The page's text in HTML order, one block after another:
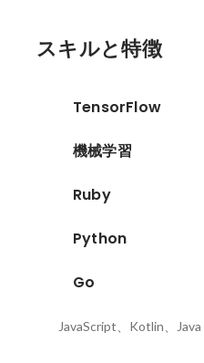
スキルと特徴
TensorFlow
機械学習
Ruby
Python
Go
JavaScript、Kotlin、Java